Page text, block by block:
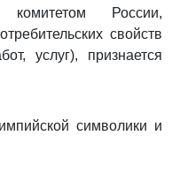
комитетом России,
свойств
услуг), признается
символики и